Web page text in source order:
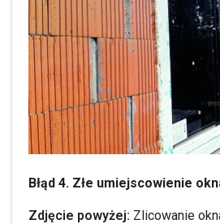
Błąd 4. Złe umiejscowienie
Zdjęcie powyżej: Zlicowanie